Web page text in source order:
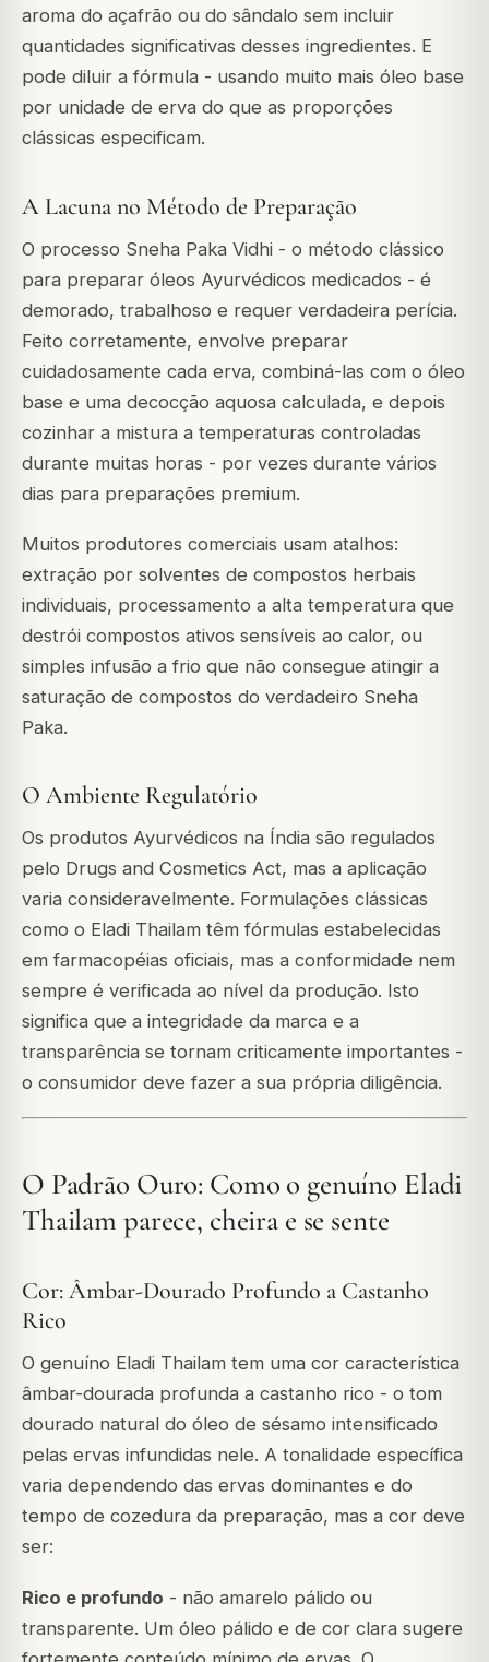
aroma do açafrão ou do sândalo sem incluir
quantidades significativas desses ingredientes. E
pode diluir a fórmula - usando muito mais óleo base
por unidade de erva do que as proporções
clássicas especificam.
A Lacuna no Método de Preparação
O processo Sneha Paka Vidhi - o método clássico
para preparar óleos Ayurvédicos medicados - é
demorado, trabalhoso e requer verdadeira perícia.
Feito corretamente, envolve preparar
cuidadosamente cada erva, combiná-las com o óleo
base e uma decocção aquosa calculada, e depois
cozinhar a mistura a temperaturas controladas
durante muitas horas - por vezes durante vários
dias para preparações premium.
Muitos produtores comerciais usam atalhos:
extração por solventes de compostos herbais
individuais, processamento a alta temperatura que
destrói compostos ativos sensíveis ao calor, ou
simples infusão a frio que não consegue atingir a
saturação de compostos do verdadeiro Sneha
Paka.
O Ambiente Regulatório
Os produtos Ayurvédicos na Índia são regulados
pelo Drugs and Cosmetics Act, mas a aplicação
varia consideravelmente. Formulações clássicas
como o Eladi Thailam têm fórmulas estabelecidas
em farmacopéias oficiais, mas a conformidade nem
sempre é verificada ao nível da produção. Isto
significa que a integridade da marca e a
transparência se tornam criticamente importantes -
o consumidor deve fazer a sua própria diligência.
O Padrão Ouro: Como o genuíno Eladi
Thailam parece, cheira e se sente
Cor: Âmbar-Dourado Profundo a Castanho
Rico
O genuíno Eladi Thailam tem uma cor característica
âmbar-dourada profunda a castanho rico - o tom
dourado natural do óleo de sésamo intensificado
pelas ervas infundidas nele. A tonalidade específica
varia dependendo das ervas dominantes e do
tempo de cozedura da preparação, mas a cor deve
ser:
Rico e profundo - não amarelo pálido ou
transparente. Um óleo pálido e de cor clara sugere